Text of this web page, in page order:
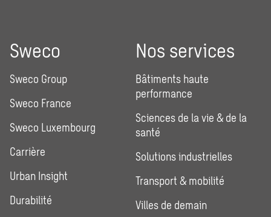
Sweco
Sweco Group
Sweco France
Sweco Luxembourg
Carrière
Urban Insight
Durabilité
Nos services
Bâtiments haute
performance
Sciences de la vie & de la
santé
Solutions industrielles
Transport & mobilité
Villes de demain